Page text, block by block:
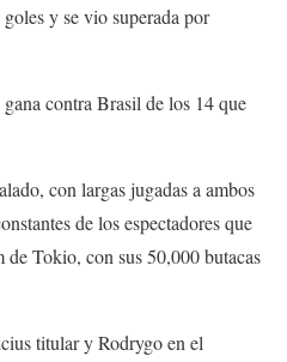
y se vio superada por
contra Brasil de los 14 que
con largas jugadas a ambos
de los espectadores que
Tokio, con sus 50,000 butacas
titular y Rodrygo en el